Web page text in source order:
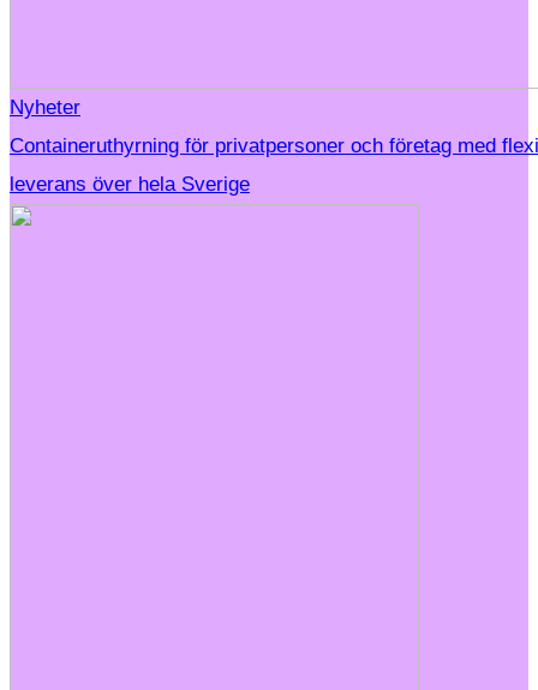
Nyheter
Containeruthyrning för privatpersoner och företag med
leverans över hela Sverige